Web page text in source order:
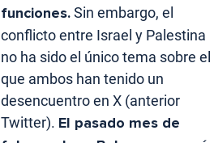
funciones.Sin embargo, el
conflicto entre Israel y Palestina
no ha sido el único tema sobre el
que ambos han tenido un
desencuentro en X (anterior
Twitter). El pasado mes de